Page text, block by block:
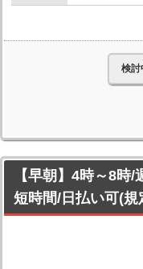
検討
【早朝】4時～8時
短時間/日払い可(規